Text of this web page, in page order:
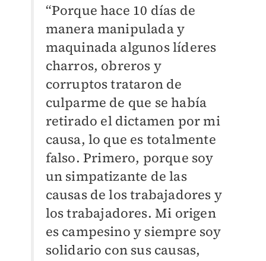
“Porque hace 10 días de
manera manipulada y
maquinada algunos líderes
charros, obreros y
corruptos trataron de
culparme de que se había
retirado el dictamen por mi
causa, lo que es totalmente
falso. Primero, porque soy
un simpatizante de las
causas de los trabajadores y
los trabajadores. Mi origen
es campesino y siempre soy
solidario con sus causas,